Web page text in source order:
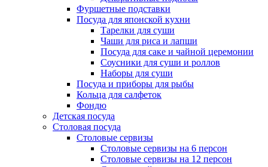
Фуршетные подставки
Посуда для японской кухни
Тарелки для суши
Чаши для риса и лапши
Посуда для саке и чайной церемонии
Соусники для суши и роллов
Наборы для суши
Посуда и приборы для рыбы
Кольца для салфеток
Фондю
Детская посуда
Столовая посуда
Столовые сервизы
Столовые сервизы на 6 персон
Столовые сервизы на 12 персон